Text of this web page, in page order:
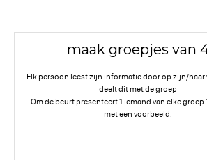
maak groepjes van
Elk persoon leest zijn informatie door op zijn/haar
deelt dit met de groep
Om de beurt presenteert 1 iemand van elke groep
met een voorbeeld.